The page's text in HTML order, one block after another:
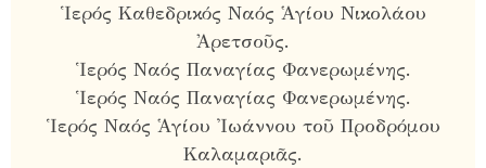
Ἱερός Καθεδρικός Ναός Ἁγίου Νικολάου
Ἀρετσοῦς.
Ἱερός Ναός Παναγίας Φανερωμένης.
Ἱερός Ναός Παναγίας Φανερωμένης.
Ἱερός Ναός Ἁγίου Ἰωάννου τοῦ Προδρόμου
Καλαμαριᾶς.